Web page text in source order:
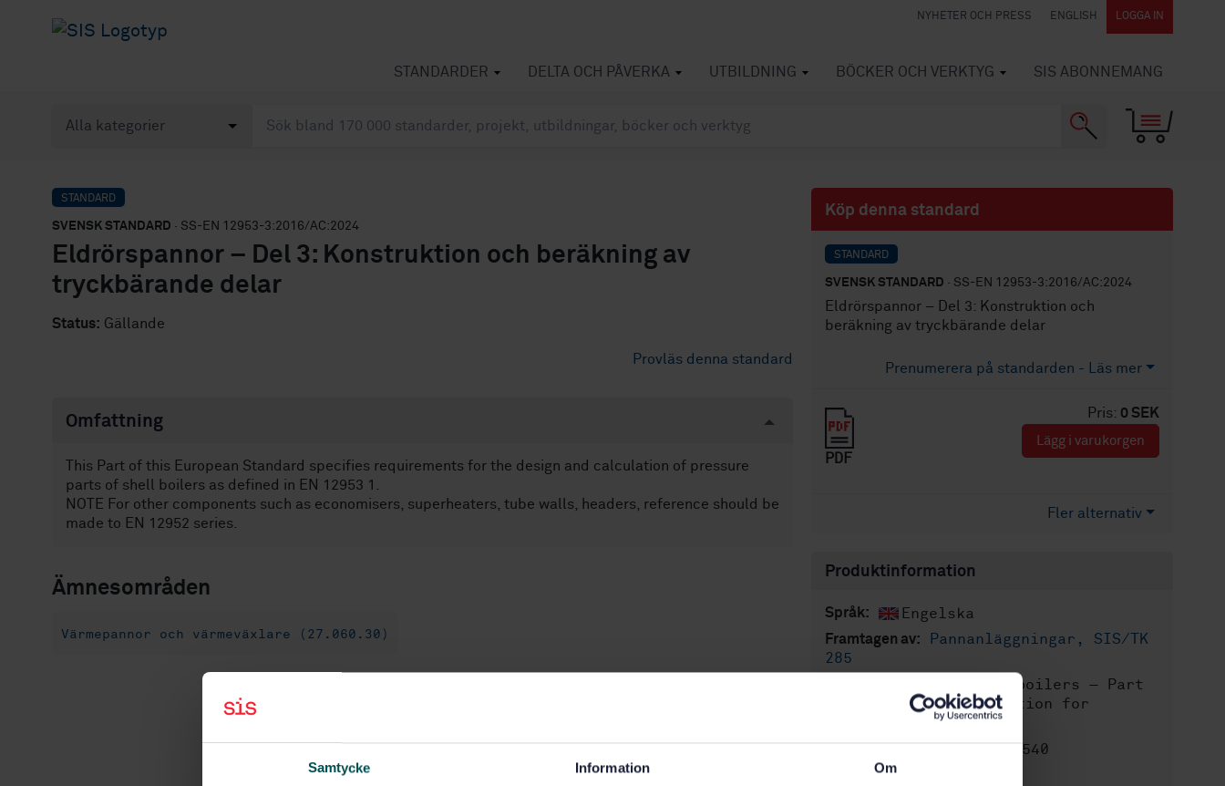
Samtycke Information Om
NYHETER OCH PRESS ENGLISH LOGGA IN
STANDARDER DELTA OCH PÅVERKA UTBILDNING BÖCKER OCH VERKTYG SIS ABONNEMANG
STANDARD
SVENSK STANDARD · SS-EN 12953-3:2016/AC:2024
Eldrörspannor – Del 3: Konstruktion och beräkning av
tryckbärande delar
Status: Gällande
Provläs denna standard
Omfattning
This Part of this European Standard specifies requirements for the design and calculation of pressure
parts of shell boilers as defined in EN 12953 1.
NOTE For other components such as economisers, superheaters, tube walls, headers, reference should be
made to EN 12952 series.
Ämnesområden
Värmepannor och värmeväxlare (27.060.30)
Köp denna standard
STANDARD
SVENSK STANDARD · SS-EN 12953-3:2016/AC:2024
Eldrörspannor – Del 3: Konstruktion och
beräkning av tryckbärande delar
Prenumerera på standarden - Läs mer
Pris: 0 SEK
PDF
Lägg i varukorgen
Fler alternativ
Produktinformation
Språk: Engelska
Framtagen av:
Pannanläggningar, SIS/TK
285
Shell boilers — Part
3: Design and calculation for
pressure parts
STD-82088540
Utgåva:1